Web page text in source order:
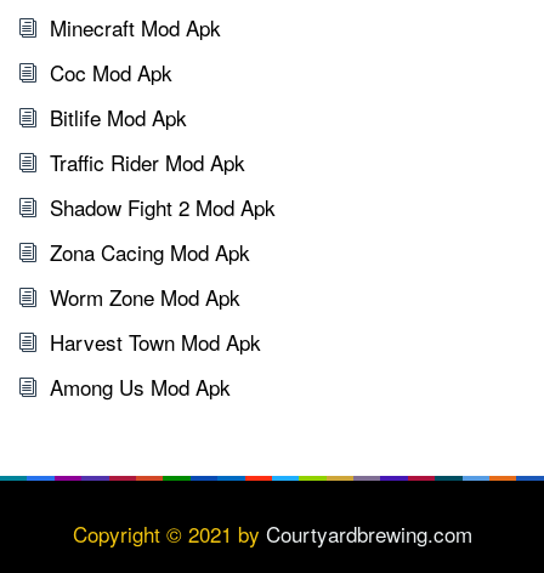
Minecraft Mod Apk
Coc Mod Apk
Bitlife Mod Apk
Traffic Rider Mod Apk
Shadow Fight 2 Mod Apk
Zona Cacing Mod Apk
Worm Zone Mod Apk
Harvest Town Mod Apk
Among Us Mod Apk
Copyright © 2021 by Courtyardbrewing.com